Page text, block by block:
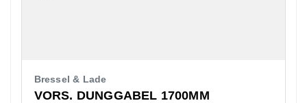
Bressel & Lade
VORS. DUNGGABEL 1700MM